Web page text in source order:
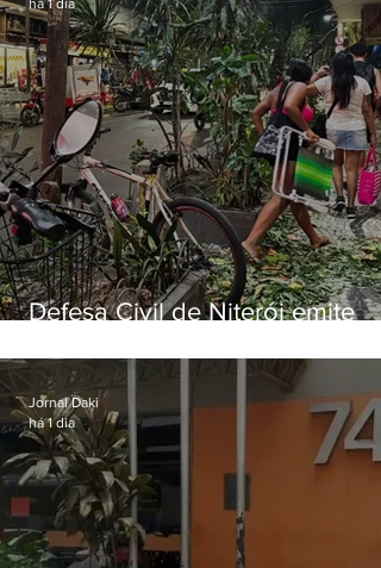
Defesa Civil de Niterói emite
sexta-feira (07)
Jornal Daki
há 1 dia